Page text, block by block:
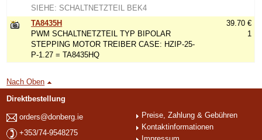
SIEHE: SCHALTNETZTEIL BEK4
TA8435H
PWM SCHALTNETZTEIL TYP BIPOLAR
STEPPING MOTOR TREIBER CASE: HZIP-25-
P-1.27 = TA8435HQ
39.70 €
1
Nach Oben
Direktbestellung
orders@donberg.ie
+353/74-9548275
Preise, Zahlung & Gebühren
Kontaktinformationen